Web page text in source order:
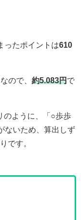
ったポイントは610
ので、 約5.083円で
のように、「○歩歩
ないため、算出しず
です。